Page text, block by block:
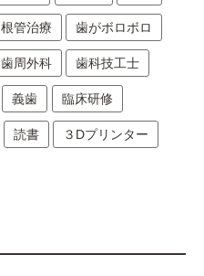
根管治療 歯がボロボロ
歯周外科 歯科技工士
義歯 臨床研修
読書 ３Dプリンター